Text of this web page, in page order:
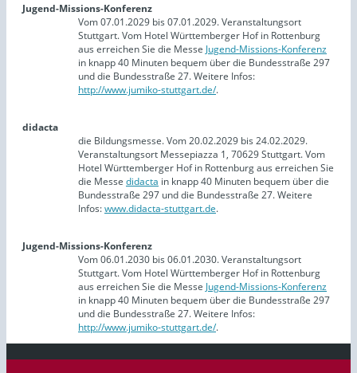
Jugend-Missions-Konferenz
Vom 07.01.2029 bis 07.01.2029. Veranstaltungsort
Stuttgart. Vom Hotel Württemberger Hof in Rottenburg
aus erreichen Sie die Messe Jugend-Missions-Konferenz
in knapp 40 Minuten bequem über die Bundesstraße 297
und die Bundesstraße 27. Weitere Infos:
http://www.jumiko-stuttgart.de/.
didacta
die Bildungsmesse. Vom 20.02.2029 bis 24.02.2029.
Veranstaltungsort Messepiazza 1, 70629 Stuttgart. Vom
Hotel Württemberger Hof in Rottenburg aus erreichen Sie
die Messe didacta in knapp 40 Minuten bequem über die
Bundesstraße 297 und die Bundesstraße 27. Weitere
Infos:www.didacta-stuttgart.de.
Jugend-Missions-Konferenz
Vom 06.01.2030 bis 06.01.2030. Veranstaltungsort
Stuttgart. Vom Hotel Württemberger Hof in Rottenburg
aus erreichen Sie die Messe Jugend-Missions-Konferenz
in knapp 40 Minuten bequem über die Bundesstraße 297
und die Bundesstraße 27. Weitere Infos:
http://www.jumiko-stuttgart.de/.